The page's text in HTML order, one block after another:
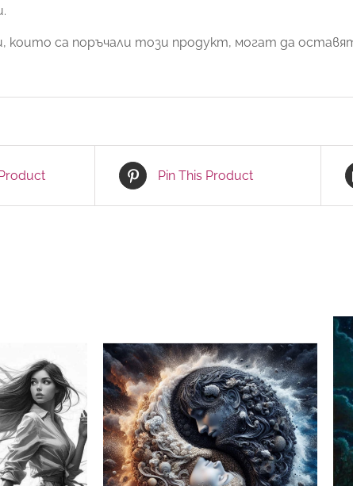
които са поръчали този продукт, могат да
Pin This Product